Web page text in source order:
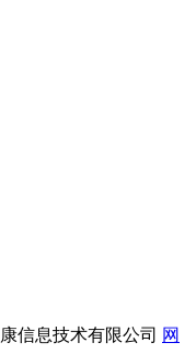
信息技术有限公司 网